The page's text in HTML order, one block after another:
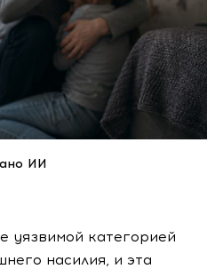
ИИ
уязвимой категорией
насилия, и эта